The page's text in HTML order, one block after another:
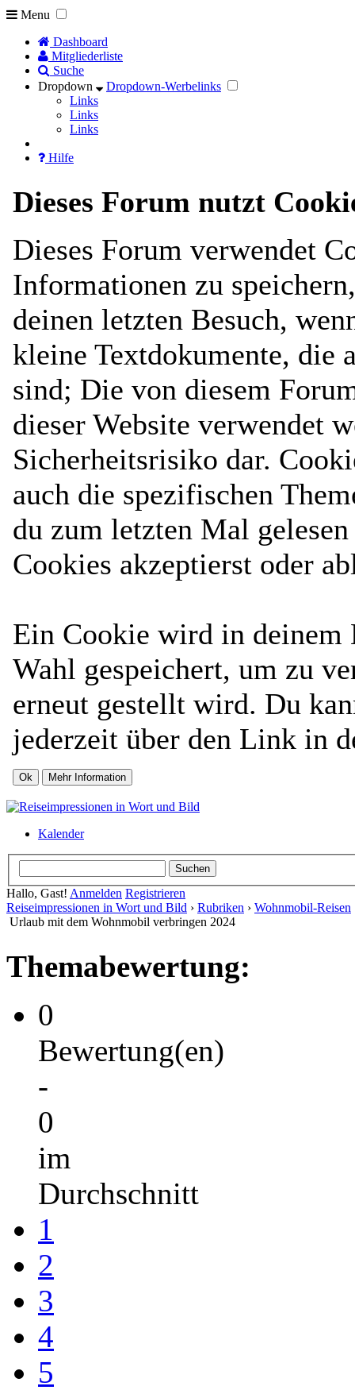
Menu
Dashboard
Mitgliederliste
Suche
Dropdown
Dropdown-Werbelinks
Links
Links
Links
Hilfe
Dieses Forum nutzt
Dieses Forum verwendet
Informationen zu
deinen letzten Besuch,
kleine Textdokumente, die
sind; Die von diesem
dieser Website verwendet
Sicherheitsrisiko dar.
auch die spezifischen
du zum letzten Mal
Cookies akzeptierst oder
Ein Cookie wird in deinem
Wahl gespeichert, um zu
erneut gestellt wird. Du
jederzeit über den Link in
Kalender
Hallo, Gast! Anmelden Registrieren
Reiseimpressionen in Wort und Bild › Rubriken › Wohnmobil-Reisen
Urlaub mit dem Wohnmobil verbringen 2024
Themabewertung:
0
Bewertung(en)
-
0
im
Durchschnitt
1
2
3
4
5